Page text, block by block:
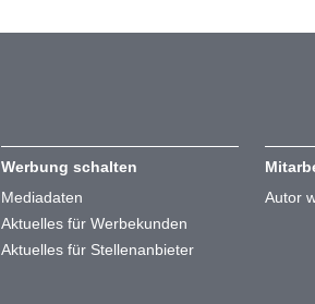
Werbung schalten
Mediadaten
Aktuelles für Werbekunden
Aktuelles für Stellenanbieter
Autor